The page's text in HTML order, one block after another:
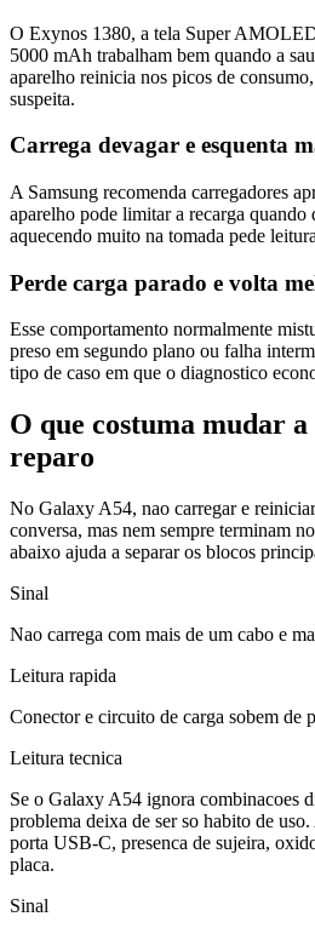
O Exynos 1380, a tela Super
5000 mAh trabalham bem quando a
aparelho reinicia nos picos de
suspeita.
Carrega devagar e esquenta
A Samsung recomenda carregadores
aparelho pode limitar a recarga quando
aquecendo muito na tomada pede
Perde carga parado e volta
Esse comportamento normalmente
preso em segundo plano ou falha
tipo de caso em que o diagnostico
O que costuma mudar
reparo
No Galaxy A54, nao carregar e
conversa, mas nem sempre terminam
abaixo ajuda a separar os blocos
Sinal
Nao carrega com mais de um cabo e
Leitura rapida
Conector e circuito de carga sobem de
Leitura tecnica
Se o Galaxy A54 ignora combinacoes
problema deixa de ser so habito de
porta USB-C, presenca de sujeira,
placa.
Sinal